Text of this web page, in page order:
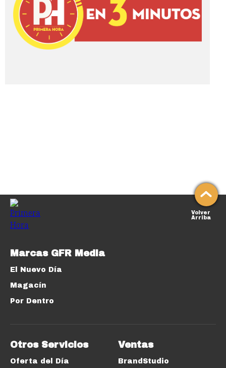
Volver
Arriba
Marcas GFR Media
El Nuevo Día
Magacín
Por Dentro
Otros Servicios
Oferta del Día
Ventas
BrandStudio